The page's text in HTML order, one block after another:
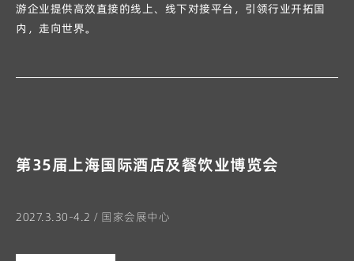
游企业提供高效直接的线上、线下对接平台，引领行业开拓国
内，走向世界。
第35届上海国际酒店及餐饮业博览会
2027.3.30-4.2 / 国家会展中心